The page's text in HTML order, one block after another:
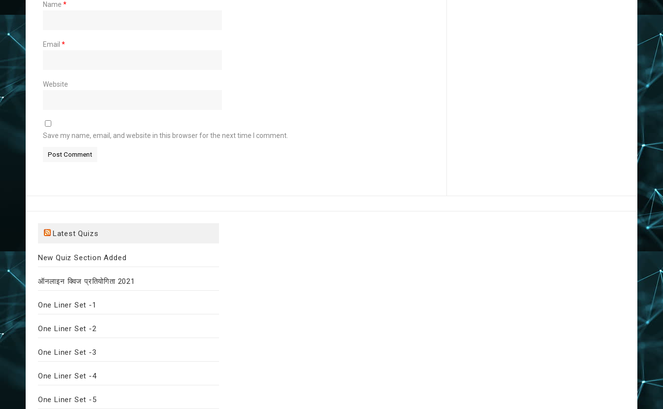
Name *
Email *
Website
Save my name, email, and website in this browser for the next time I comment.
Latest Quizs
New Quiz Section Added
ऑनलाइन क्विज प्रतियोगिता 2021
One Liner Set -1
One Liner Set -2
One Liner Set -3
One Liner Set -4
One Liner Set -5